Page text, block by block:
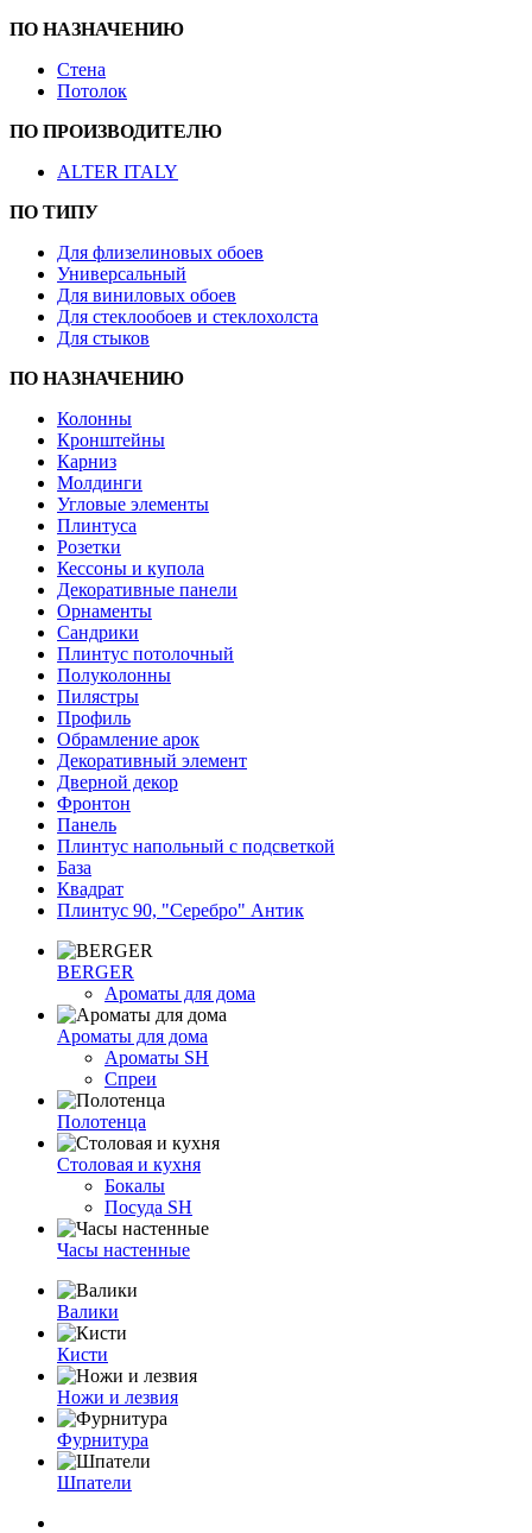
ПО НАЗНАЧЕНИЮ
Стена
Потолок
ПО ПРОИЗВОДИТЕЛЮ
ALTER ITALY
ПО ТИПУ
Для флизелиновых обоев
Универсальный
Для виниловых обоев
Для стеклообоев и стеклохолста
Для стыков
ПО НАЗНАЧЕНИЮ
Колонны
Кронштейны
Карниз
Молдинги
Угловые элементы
Плинтуса
Розетки
Кессоны и купола
Декоративные панели
Орнаменты
Сандрики
Плинтус потолочный
Полуколонны
Пилястры
Профиль
Обрамление арок
Декоративный элемент
Дверной декор
Фронтон
Панель
Плинтус напольный с подсветкой
База
Квадрат
Плинтус 90, "Серебро" Антик
BERGER
Ароматы для дома
Ароматы для дома
Ароматы SH
Спреи
Полотенца
Столовая и кухня
Бокалы
Посуда SH
Часы настенные
Валики
Кисти
Ножи и лезвия
Фурнитура
Шпатели